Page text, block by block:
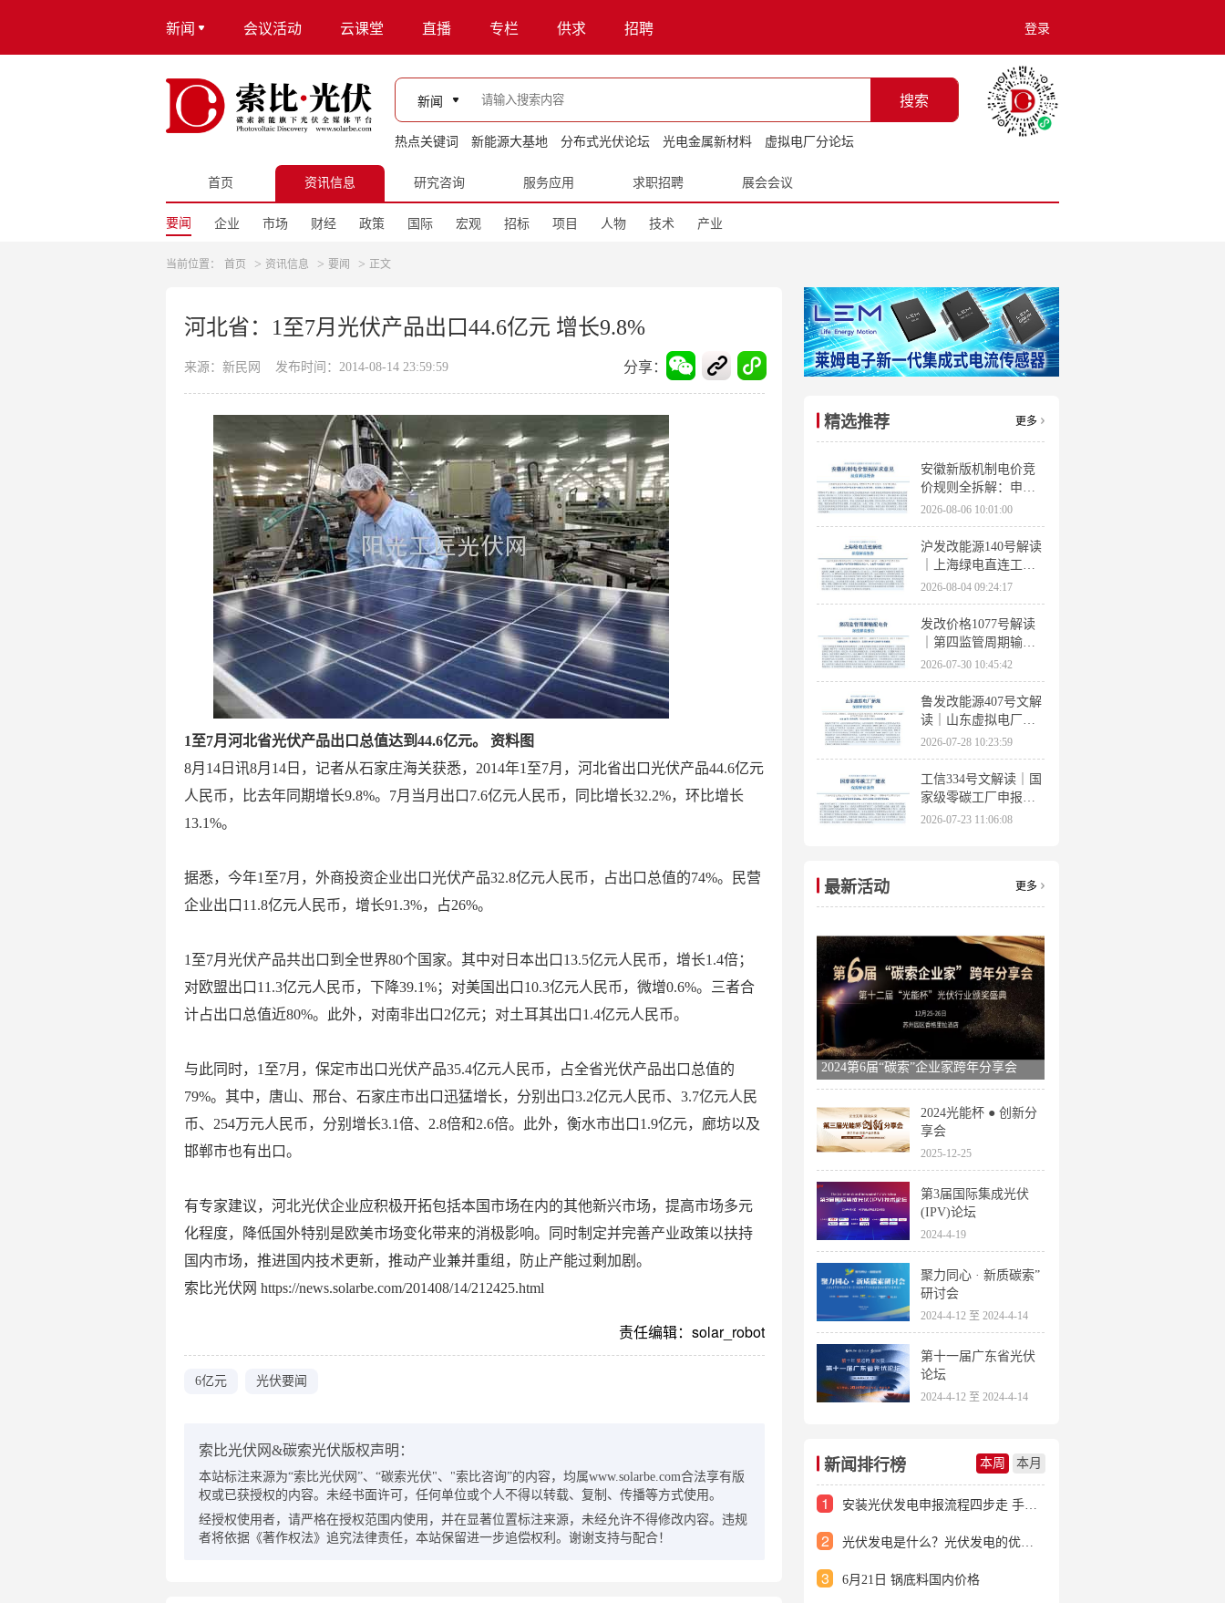
新闻 会议活动 云课堂 直播 专栏 供求 招聘 登录
新闻 搜索
热点关键词 新能源大基地 分布式光伏论坛 光电金属新材料 虚拟电厂分论坛
首页 资讯信息 研究咨询 服务应用 求职招聘 展会会议
要闻 企业 市场 财经 政策 国际 宏观 招标 项目 人物 技术 产业
当前位置： 首页 > 资讯信息 > 要闻 > 正文
河北省：1至7月光伏产品出口44.6亿元 增长9.8%
来源：新民网 发布时间：2014-08-14 23:59:59 分享：
1至7月河北省光伏产品出口总值达到44.6亿元。 资料图
8月14日讯8月14日，记者从石家庄海关获悉，2014年1至7月，河北省出口光伏产品44.6亿元
人民币，比去年同期增长9.8%。7月当月出口7.6亿元人民币，同比增长32.2%，环比增长
13.1%。
据悉，今年1至7月，外商投资企业出口光伏产品32.8亿元人民币，占出口总值的74%。民营
企业出口11.8亿元人民币，增长91.3%，占26%。
1至7月光伏产品共出口到全世界80个国家。其中对日本出口13.5亿元人民币，增长1.4倍；
对欧盟出口11.3亿元人民币，下降39.1%；对美国出口10.3亿元人民币，微增0.6%。三者合
计占出口总值近80%。此外，对南非出口2亿元；对土耳其出口1.4亿元人民币。
与此同时，1至7月，保定市出口光伏产品35.4亿元人民币，占全省光伏产品出口总值的
79%。其中，唐山、邢台、石家庄市出口迅猛增长，分别出口3.2亿元人民币、3.7亿元人民
币、254万元人民币，分别增长3.1倍、2.8倍和2.6倍。此外，衡水市出口1.9亿元，廊坊以及
邯郸市也有出口。
有专家建议，河北光伏企业应积极开拓包括本国市场在内的其他新兴市场，提高市场多元
化程度，降低国外特别是欧美市场变化带来的消极影响。同时制定并完善产业政策以扶持
国内市场，推进国内技术更新，推动产业兼并重组，防止产能过剩加剧。
索比光伏网 https://news.solarbe.com/201408/14/212425.html
责任编辑：solar_robot
6亿元 光伏要闻
索比光伏网&碳索光伏版权声明：
本站标注来源为“索比光伏网”、“碳索光伏"、"索比咨询”的内容，均属www.solarbe.com合法享有版
权或已获授权的内容。未经书面许可，任何单位或个人不得以转载、复制、传播等方式使用。
经授权使用者，请严格在授权范围内使用，并在显著位置标注来源，未经允许不得修改内容。违规
者将依据《著作权法》追究法律责任，本站保留进一步追偿权利。谢谢支持与配合！
精选推荐 更多
安徽新版机制电价竞
价规则全拆解：申报
条件、保函罚则、出
清机制、聚合商门槛
2026-08-06 10:01:00
沪发改能源140号解读
｜上海绿电直连工作
方案 申报条件、源荷
指标、场景优先级全
梳理
2026-08-04 09:24:17
发改价格1077号解读
｜第四监管周期输配
电价落地 电量电价下
调容量电价上调
2026-07-30 10:45:42
鲁发改能源407号文解
读｜山东虚拟电厂管
理办法全文 分布式光
伏打包入市规则详解
2026-07-28 10:23:59
工信334号文解读｜国
家级零碳工厂申报条
件、三大硬性指标、
2026-07-23 11:06:08
最新活动 更多
2024第6届“碳索”企业家跨年分享会
2024光能杯 ● 创新分
享会
2025-12-25
第3届国际集成光伏
(IPV)论坛
2024-4-19
聚力同心 · 新质碳索”
研讨会
2024-4-12 至 2024-4-14
第十一届广东省光伏
论坛
2024-4-12 至 2024-4-14
新闻排行榜 本周 本月
1 安装光伏发电申报流程四步走 手把手教你装起光伏电站
2 光伏发电是什么？光伏发电的优缺点有哪些？
3 6月21日 锅底料国内价格